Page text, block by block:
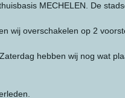
MECHELEN. De
wij overschakelen op 2
hebben wij nog wat